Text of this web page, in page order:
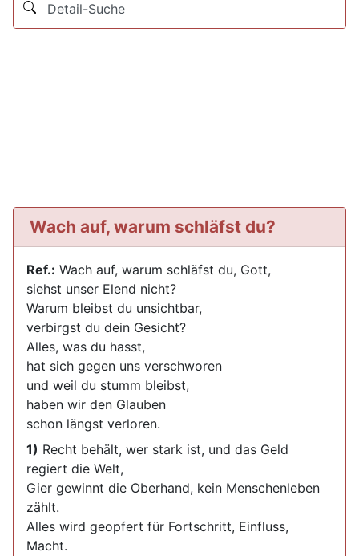
Detail-Suche
Wach auf, warum schläfst du?
Ref.: Wach auf, warum schläfst du, Gott,
siehst unser Elend nicht?
Warum bleibst du unsichtbar,
verbirgst du dein Gesicht?
Alles, was du hasst,
hat sich gegen uns verschworen
und weil du stumm bleibst,
haben wir den Glauben
schon längst verloren.
1) Recht behält, wer stark ist, und das Geld
regiert die Welt,
Gier gewinnt die Oberhand, kein Menschenleben
zählt.
Alles wird geopfert für Fortschritt, Einfluss,
Macht.